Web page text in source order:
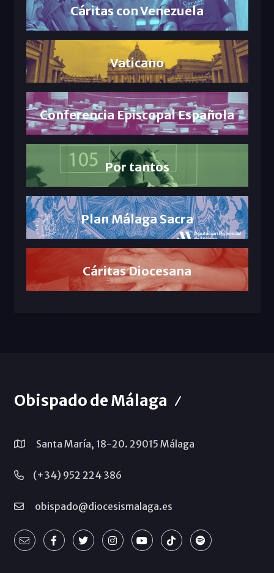
Cáritas con Venezuela
Vaticano
Conferencia Episcopal Española
Por tantos
Plan Málaga Sacra
Cáritas Diocesana
Obispado de Málaga
Santa María, 18-20. 29015 Málaga
(+34) 952 224 386
obispado@diocesismalaga.es